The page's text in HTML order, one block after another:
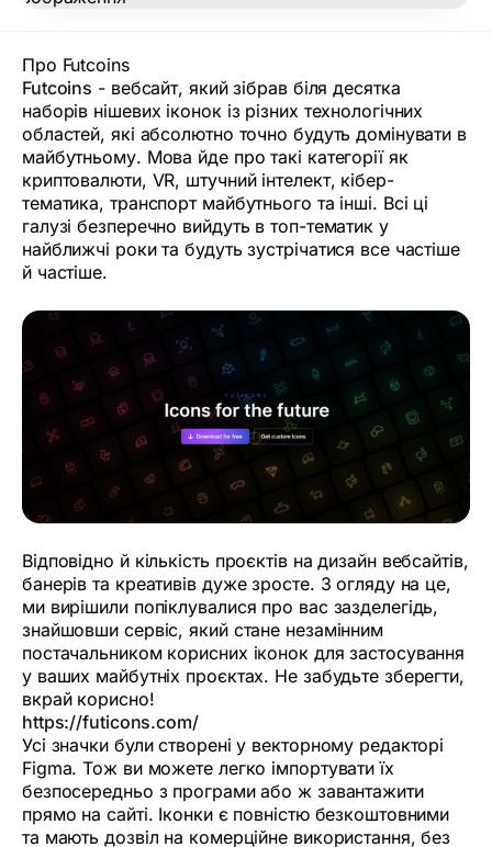
Про Futcoins
Futcoins - вебсайт, який зібрав біля десятка
наборів нішевих іконок із різних технологічних
областей, які абсолютно точно будуть домінувати в
майбутньому. Мова йде про такі категорії як
криптовалюти, VR, штучний інтелект, кібер-
тематика, транспорт майбутнього та інші. Всі ці
галузі безперечно вийдуть в топ-тематик у
найближчі роки та будуть зустрічатися все частіше
й частіше.
Відповідно й кількість проєктів на дизайн вебсайтів,
банерів та креативів дуже зросте. З огляду на це,
ми вирішили попіклувалися про вас зазделегідь,
знайшовши сервіс, який стане незамінним
постачальником корисних іконок для застосування
у ваших майбутніх проєктах. Не забудьте зберегти,
вкрай корисно!
https://futicons.com/
Усі значки були створені у векторному редакторі
Figma. Тож ви можете легко імпортувати їх
безпосередньо з програми або ж завантажити
прямо на сайті. Іконки є повністю безкоштовними
та мають дозвіл на комерційне використання, без